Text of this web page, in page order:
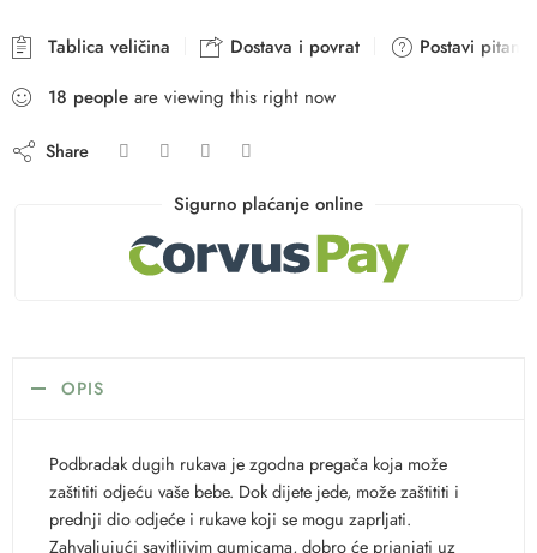
Tablica veličina Dostava i povrat
Postavi pitanje
18 people are viewing this right now
Share
Sigurno plaćanje online
OPIS
Podbradak dugih rukava je zgodna pregača koja može
zaštititi odjeću vaše bebe. Dok dijete jede, može zaštititi i
prednji dio odjeće i rukave koji se mogu zaprljati.
Zahvaljujući savitljivim gumicama, dobro će prianjati uz